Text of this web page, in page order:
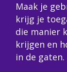
Maak je
krijg je
die manier
krijgen en
in de gaten.